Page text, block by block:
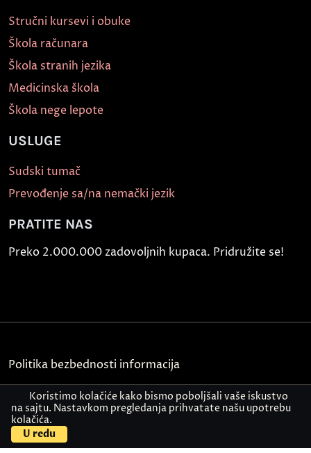
Stručni kursevi i obuke
Škola računara
Škola stranih jezika
Medicinska škola
Škola nege lepote
USLUGE
Sudski tumač
Prevođenje sa/na nemački jezik
PRATITE NAS
Preko 2.000.000 zadovoljnih kupaca. Pridružite se!
Politika bezbednosti informacija
Kontakt
© Akademija Oxford 2026.
Koristimo kolačiće kako bismo poboljšali vaše iskustvo
na sajtu. Nastavkom pregledanja prihvatate našu upotrebu
kolačića.
U redu